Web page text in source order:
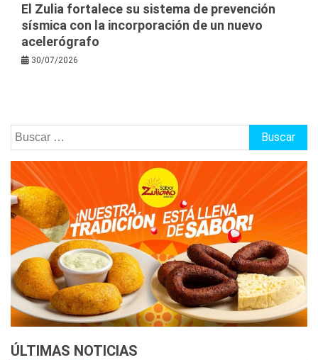
El Zulia fortalece su sistema de prevención
sísmica con la incorporación de un nuevo
acelerógrafo
30/07/2026
Buscar:
ÚLTIMAS NOTICIAS